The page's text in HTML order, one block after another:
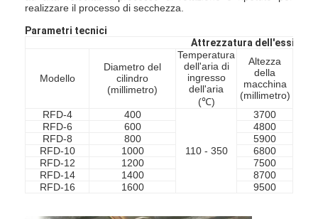
realizzare il processo di secchezza.
Parametri tecnici
Attrezzatura
Modello
Diametro del
cilindro
(millimetro)
Temperatura
dell'aria di
ingresso
dell'aria
(℃)
Altezza
della
macchina
(millimetro)
RFD-4 400
110 - 350
3700
RFD-6
600 4800
RFD-8
800 5900
RFD-10
1000 6800
RFD-12
1200 7500
RFD-14
1400 8700
RFD-16
1600 9500